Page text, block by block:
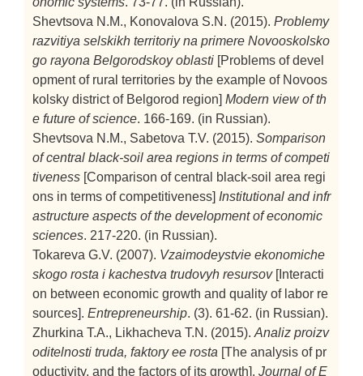
Shevtsova N.M., Konovalova S.N. (2015). Problemy
razvitiya selskikh territoriy na primere Novooskolsko
go rayona Belgorodskoy oblasti [Problems of devel
opment of rural territories by the example of Novoos
kolsky district of Belgorod region] Modern view of th
e future of science. 166-169. (in Russian).
Shevtsova N.M., Sabetova T.V. (2015). Somparison
of central black-soil area regions in terms of competi
tiveness [Сomparison of central black-soil area regi
ons in terms of competitiveness] Institutional and infr
astructure aspects of the development of economic
sciences. 217-220. (in Russian).
Tokareva G.V. (2007). Vzaimodeystvie ekonomiche
skogo rosta i kachestva trudovyh resursov[Interacti
on between economic growth and quality of labor re
sources]. Entrepreneurship. (3). 61-62. (in Russian).
Zhurkina T.A., Likhacheva T.N. (2015). Analiz proizv
oditelnosti truda, faktory ee rosta [The analysis of pr
oductivity, and the factors of its growth]. Journal of E